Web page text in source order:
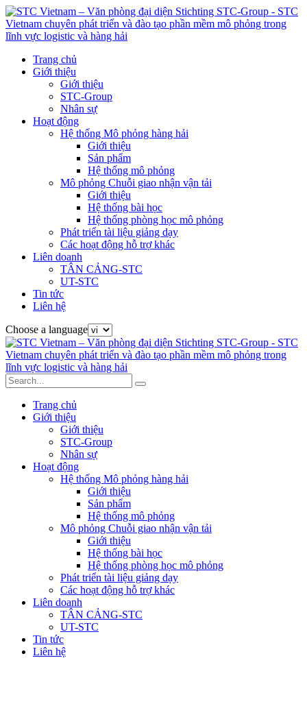
Trang chủ
Giới thiệu
Giới thiệu
STC-Group
Nhân sự
Hoạt động
Hệ thống Mô phỏng hàng hải
Giới thiệu
Sản phẩm
Hệ thống mô phỏng
Mô phỏng Chuỗi giao nhận vận tải
Giới thiệu
Hệ thống bài học
Hệ thống phòng học mô phỏng
Phát triển tài liệu giảng dạy
Các hoạt động hỗ trợ khác
Liên doanh
TÂN CẢNG-STC
UT-STC
Tin tức
Liên hệ
Choose a language
Trang chủ
Giới thiệu
Giới thiệu
STC-Group
Nhân sự
Hoạt động
Hệ thống Mô phỏng hàng hải
Giới thiệu
Sản phẩm
Hệ thống mô phỏng
Mô phỏng Chuỗi giao nhận vận tải
Giới thiệu
Hệ thống bài học
Hệ thống phòng học mô phỏng
Phát triển tài liệu giảng dạy
Các hoạt động hỗ trợ khác
Liên doanh
TÂN CẢNG-STC
UT-STC
Tin tức
Liên hệ